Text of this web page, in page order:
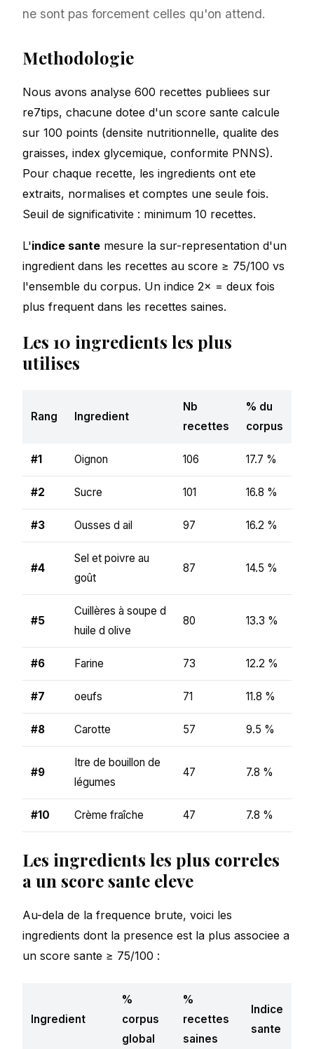
ne sont pas forcement celles qu'on attend.
Methodologie
Nous avons analyse 600 recettes publiees sur
re7tips, chacune dotee d'un score sante calcule
sur 100 points (densite nutritionnelle, qualite des
graisses, index glycemique, conformite PNNS).
Pour chaque recette, les ingredients ont ete
extraits, normalises et comptes une seule fois.
Seuil de significativite : minimum 10 recettes.
L'indice sante mesure la sur-representation d'un
ingredient dans les recettes au score ≥ 75/100 vs
l'ensemble du corpus. Un indice 2× = deux fois
plus frequent dans les recettes saines.
Les 10 ingredients les plus
utilises
Rang Ingredient
Nb
recettes
% du
corpus
#1 Oignon 106 17.7 %
#2 Sucre 101 16.8 %
#3 Ousses d ail 97 16.2 %
#4
Sel et poivre au
goût
87 14.5 %
#5
Cuillères à soupe d
huile d olive
80 13.3 %
#6 Farine 73 12.2 %
#7 oeufs 71 11.8 %
#8 Carotte 57 9.5 %
#9
Itre de bouillon de
légumes
47 7.8 %
#10 Crème fraîche 47 7.8 %
Les ingredients les plus correles
a un score sante eleve
Au-dela de la frequence brute, voici les
ingredients dont la presence est la plus associee a
un score sante ≥ 75/100 :
Ingredient
%
corpus
global
%
recettes
saines
Indice
sante